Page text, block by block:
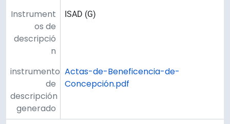
Instrument
os de
descripció
n
ISAD (G)
instrumento
de
descripción
generado
Actas-de-Beneficencia-de-
Concepción.pdf